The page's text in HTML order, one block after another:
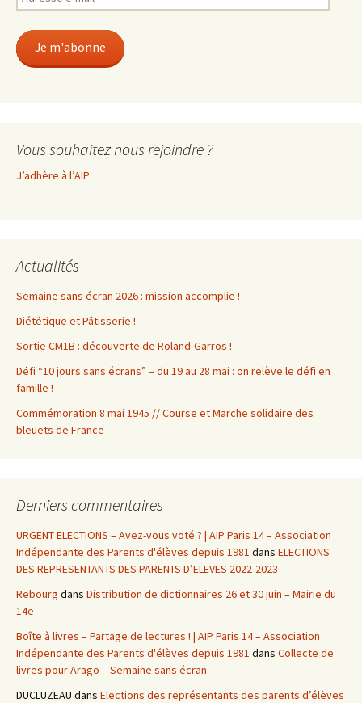
e-
Je m'abonne
Vous souhaitez nous rejoindre ?
J’adhère à l’AIP
Actualités
Semaine sans écran 2026 : mission accomplie !
Diététique et Pâtisserie !
Sortie CM1B : découverte de Roland-Garros !
Défi “10 jours sans écrans” – du 19 au 28 mai : on relève le défi en
famille !
Commémoration 8 mai 1945 // Course et Marche solidaire des
bleuets de France
Derniers commentaires
URGENT ELECTIONS – Avez-vous voté ? | AIP Paris 14 – Association
Indépendante des Parents d'élèves depuis 1981 dans ELECTIONS
DES REPRESENTANTS DES PARENTS D’ELEVES 2022-2023
Rebourg dans Distribution de dictionnaires 26 et 30 juin – Mairie du
14e
Boîte à livres – Partage de lectures ! | AIP Paris 14 – Association
Indépendante des Parents d'élèves depuis 1981 dans Collecte de
livres pour Arago – Semaine sans écran
DUCLUZEAU dans Elections des représentants des parents d’élèves